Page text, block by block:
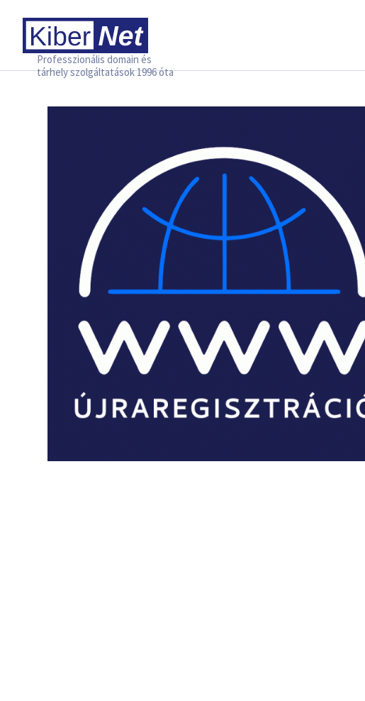
Professzionális domain és
tárhely szolgáltatások 1996 óta